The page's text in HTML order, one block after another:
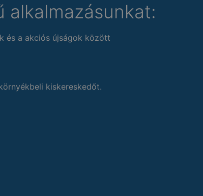
alkalmazásunkat:
és a akciós újságok között
kiskereskedőt.